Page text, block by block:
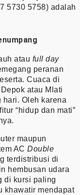
5730 5758) adalah
atau full day
peranan
Cuaca di
atau Mlati
hari. Oleh karena
“hidup dan mati”
maupun
AC Double
terdistribusi di
hembusan udara
di kursi paling
khawatir mendapat